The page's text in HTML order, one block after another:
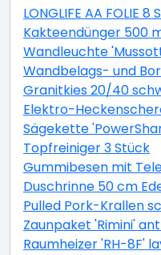
LONGLIFE AA FOLIE 8
Kakteendünger 500
Wandleuchte
Wandbelags- und
Granitkies 20/40
Elektro-
Sägekette
Topfreiniger 3 Stück
Gummibesen mit
Duschrinne 50 cm
Pulled Pork-Krallen
Zaunpaket 'Rimini'
Raumheizer 'RH-8F'